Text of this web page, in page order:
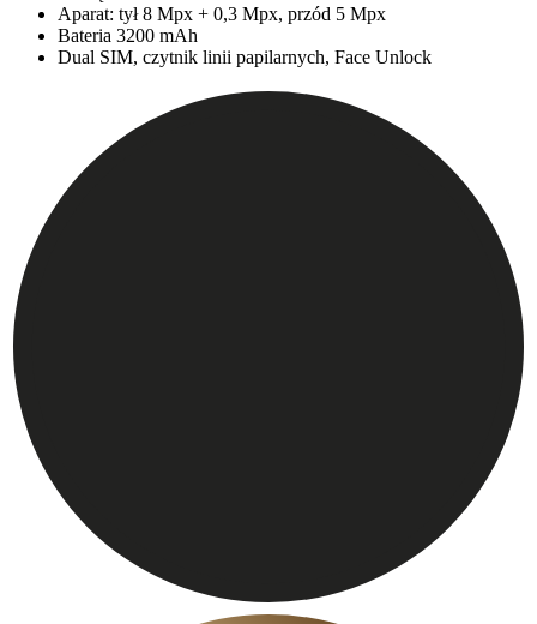
Aparat: tył 8 Mpx + 0,3 Mpx, przód 5 Mpx
Bateria 3200 mAh
Dual SIM, czytnik linii papilarnych, Face Unlock